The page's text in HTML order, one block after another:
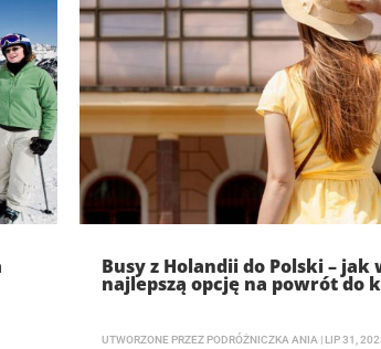
Busy z Holandii do Polski – jak
najlepszą opcję na powrót do
UTWORZONE PRZEZ PODRÓŻNICZKA ANIA | LIP 31,